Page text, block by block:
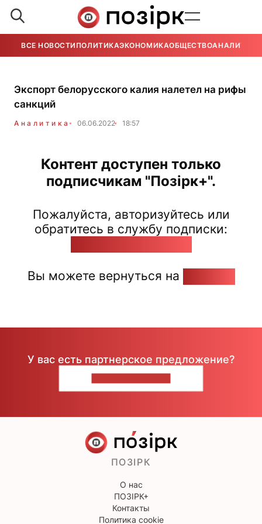
ВСЕ НОВОСТИ ПОЛИТИКАЭКОНОМИКАОБЩЕСТВОАНАЛИТИКА
Экспорт белорусского калия налетел на рифы
санкций
Аналитика 06.06.2022 18:57
Контент доступен только
подписчикам "Позірк+".
Пожалуйста, авторизуйтесь или
обратитесь в службу подписки:
Вы можете вернуться на
У вас есть партнерское предложение?
ПОЗІРК
О нас
ПОЗІРК+
Контакты
Политика cookie